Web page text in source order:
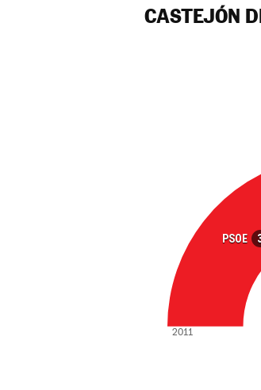
CASTEJÓN
PSOE
2011